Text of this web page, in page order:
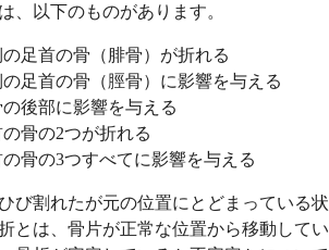
、以下のものがあります。
足首の骨（腓骨）が折れる
足首の骨（脛骨）に影響を与える
後部に影響を与える
骨の2つが折れる
骨の3つすべてに影響を与える
び割れたが元の位置にとどまっている状
とは、骨片が正常な位置から移動してい